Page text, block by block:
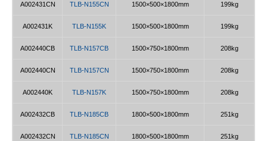
A002431CN TLB-N155CN 1500×500×1800mm 199kg
A002431K TLB-N155K 1500×500×1800mm 199kg
A002440CB TLB-N157CB 1500×750×1800mm 208kg
A002440CN TLB-N157CN 1500×750×1800mm 208kg
A002440K TLB-N157K 1500×750×1800mm 208kg
A002432CB TLB-N185CB 1800×500×1800mm 251kg
A002432CN TLB-N185CN 1800×500×1800mm 251kg